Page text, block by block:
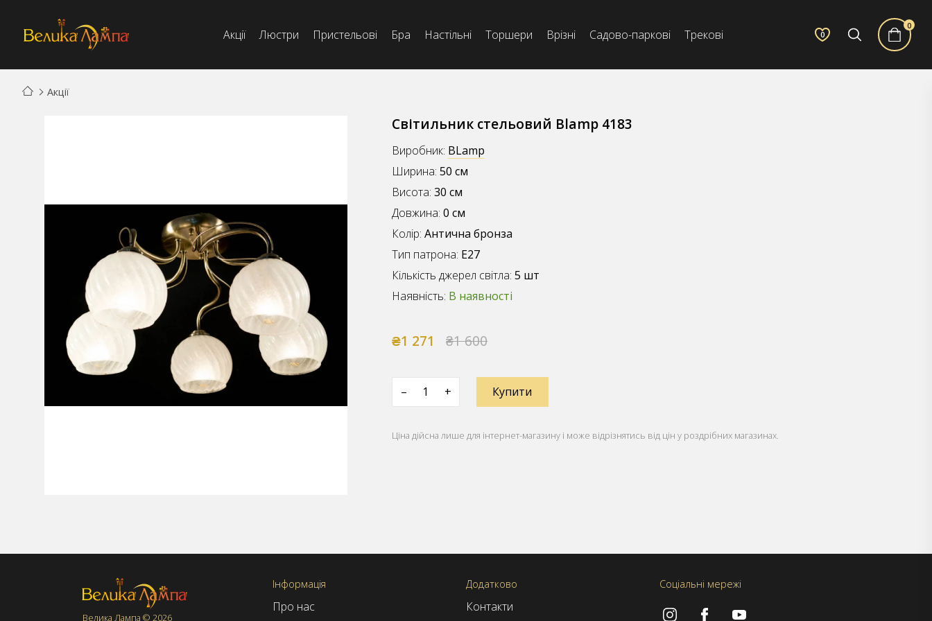
Акції Люстри Пристельові Бра Настільні Торшери Врізні Садово-паркові Трекові 0
0
Акції
Світильник стельовий Blamp 4183
Виробник: BLamp
Ширина:50 см
Висота:30 см
Довжина:0 см
Колір:Антична бронза
Тип патрона: E27
Кількість джерел світла:5 шт
Наявність: В наявності
₴1 271 ₴1 600
– + Купити
Ціна дійсна лише для інтернет-магазину і може відрізнятись від цін у роздрібних магазинах.
Велика Лампа © 2026
Інформація
Про нас
Додатково
Контакти
Соціальні мережі